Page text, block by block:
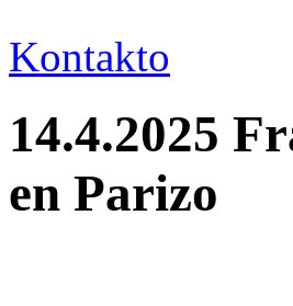
Kontakto
14.4.2025
en Parizo